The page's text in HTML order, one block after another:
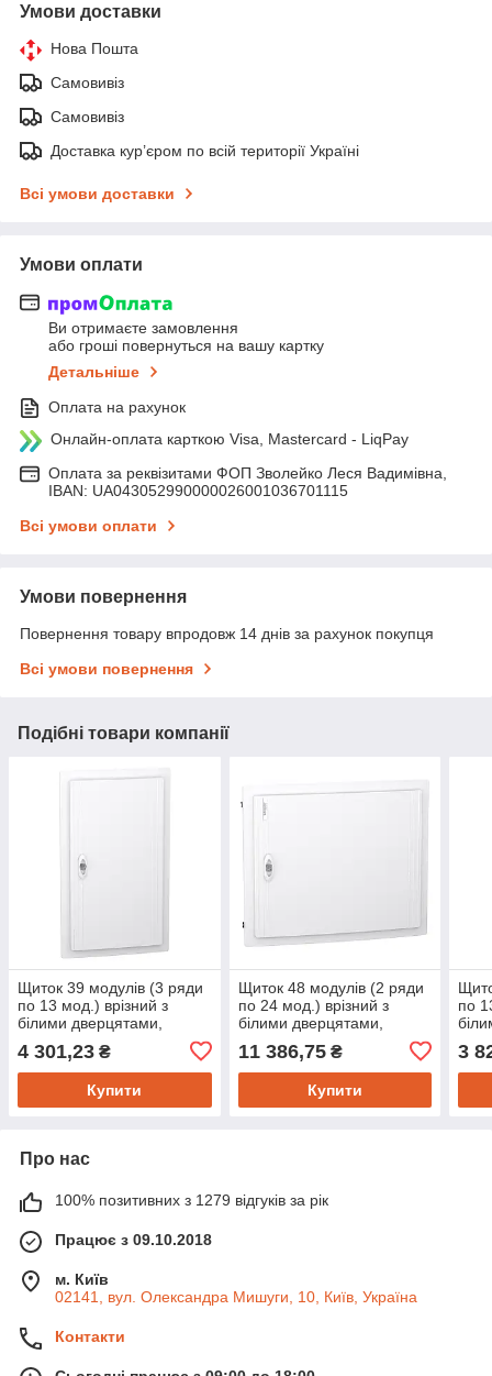
Умови доставки
Нова Пошта
Самовивіз
Самовивіз
Доставка кур’єром по всій території Україні
Всі умови доставки
Умови оплати
Ви отримаєте замовлення
або гроші повернуться на вашу картку
Детальніше
Оплата на рахунок
Онлайн-оплата карткою Visa, Mastercard - LiqPay
Оплата за реквізитами ФОП Зволейко Леся Вадимівна,
IBAN: UA043052990000026001036701115
Всі умови оплати
Умови повернення
Повернення товару впродовж 14 днів за рахунок покупця
Всі умови повернення
Подібні товари компанії
Щиток 39 модулів (3 ряди
по 13 мод.) врізний з
білими дверцятами,
PrismaSeT XS, LVSXN313
4 301,23 ₴
Купити
Щиток 48 модулів (2 ряди
по 24 мод.) врізний з
білими дверцятами,
PrismaSeT XS, LVSXN224
11 386,75₴
Купити
по
3
Про нас
100% позитивних з 1279 відгуків за рік
Працює з 09.10.2018
м. Київ
02141, вул. Олександра Мишуги, 10, Київ, Україна
Контакти